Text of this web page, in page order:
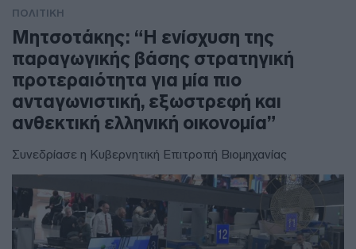
ΠΟΛΙΤΙΚΗ
Μητσοτάκης: “Η ενίσχυση της
παραγωγικής βάσης στρατηγική
προτεραιότητα για μία πιο
ανταγωνιστική, εξωστρεφή και
ανθεκτική ελληνική οικονομία”
Συνεδρίασε η Κυβερνητική Επιτροπή Βιομηχανίας